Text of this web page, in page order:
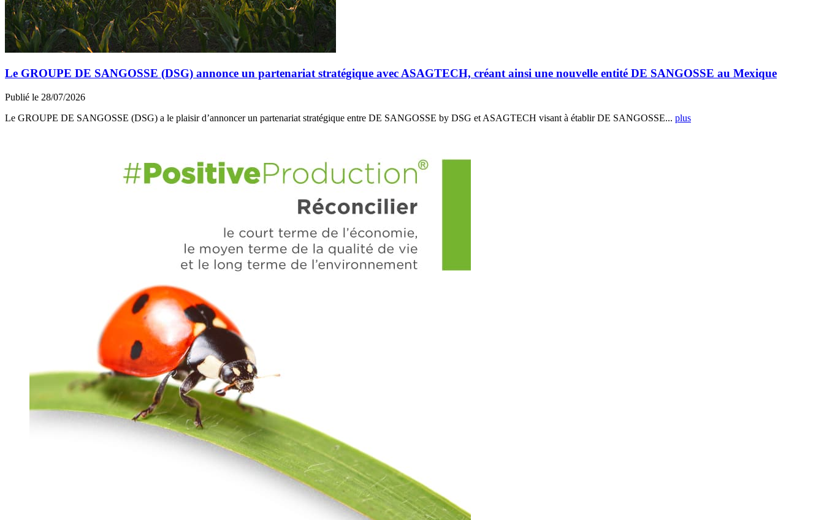
Le GROUPE DE SANGOSSE (DSG) annonce un partenariat stratégique avec ASAGTECH, créant ainsi une nouvelle entité DE SANGOSSE au Mexique
Publié le 28/07/2026
Le GROUPE DE SANGOSSE (DSG) a le plaisir d’annoncer un partenariat stratégique entre DE SANGOSSE by DSG et ASAGTECH visant à établir DE SANGOSSE... plus